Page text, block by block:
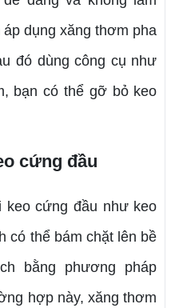
dụng xăng thơm pha
đó dùng công cụ như
bạn có thể gỡ bỏ keo
cứng đầu
cứng đầu như keo
có thể bám chặt lên bề
bằng phương pháp
hợp này, xăng thơm